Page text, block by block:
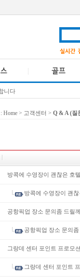
니다
Home > 고객센터 > Q & A (질
방콕에 수영장이 괜찮은 호
방콕에 수영장이 괜
공항픽업 장소 문의좀 드릴
공항픽업 장소 문의
그랑데 센터 포인트 프로모
그랑데 센터 포인트